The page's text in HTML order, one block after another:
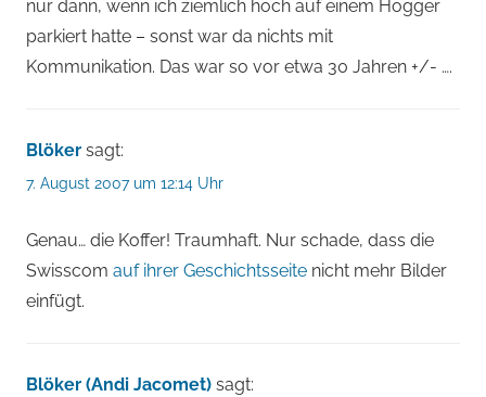
nur dann, wenn ich ziemlich hoch auf einem Hogger
parkiert hatte – sonst war da nichts mit
Kommunikation. Das war so vor etwa 30 Jahren +/- ….
Blöker sagt:
7. August 2007 um 12:14 Uhr
Genau… die Koffer! Traumhaft. Nur schade, dass die
Swisscom auf ihrer Geschichtsseite nicht mehr Bilder
einfügt.
Blöker (Andi Jacomet) sagt: